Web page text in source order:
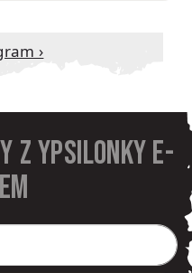
›
z Ypsilonky e-